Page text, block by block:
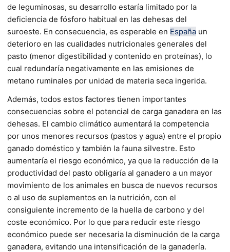
de leguminosas, su desarrollo estaría limitado por la
deficiencia de fósforo habitual en las dehesas del
suroeste. En consecuencia, es esperable en España un
deterioro en las cualidades nutricionales generales del
pasto (menor digestibilidad y contenido en proteínas), lo
cual redundaría negativamente en las emisiones de
metano ruminales por unidad de materia seca ingerida.
Además, todos estos factores tienen importantes
consecuencias sobre el potencial de carga ganadera en las
dehesas. El cambio climático aumentará la competencia
por unos menores recursos (pastos y agua) entre el propio
ganado doméstico y también la fauna silvestre. Esto
aumentaría el riesgo económico, ya que la reducción de la
productividad del pasto obligaría al ganadero a un mayor
movimiento de los animales en busca de nuevos recursos
o al uso de suplementos en la nutrición, con el
consiguiente incremento de la huella de carbono y del
coste económico. Por lo que para reducir este riesgo
económico puede ser necesaria la disminución de la carga
ganadera, evitando una intensificación de la ganadería.